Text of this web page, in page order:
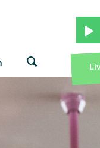
· "Self sabotage"